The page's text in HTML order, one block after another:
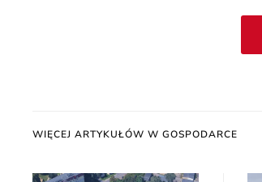
WIĘCEJ ARTYKUŁÓW W GOSPODARCE